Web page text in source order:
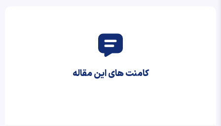
کامنت های این مقاله